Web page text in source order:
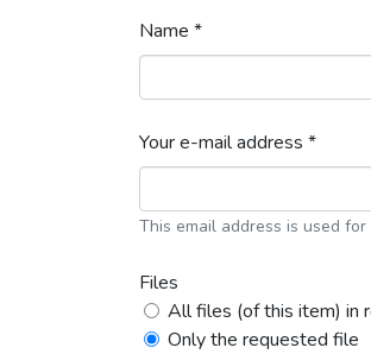
Name *
Your e-mail address *
This email address is used
Files
All files (of this item) in
Only the requested file